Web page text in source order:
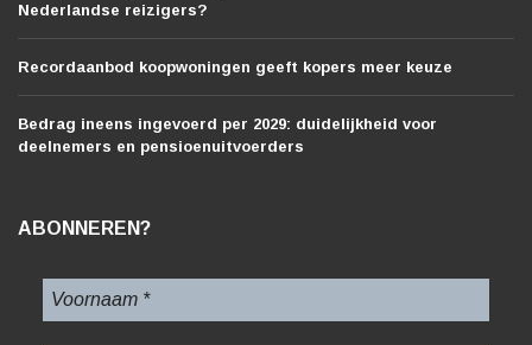
Nederlandse reizigers?
Recordaanbod koopwoningen geeft kopers meer keuze
Bedrag ineens ingevoerd per 2029: duidelijkheid voor
deelnemers en pensioenuitvoerders
ABONNEREN?